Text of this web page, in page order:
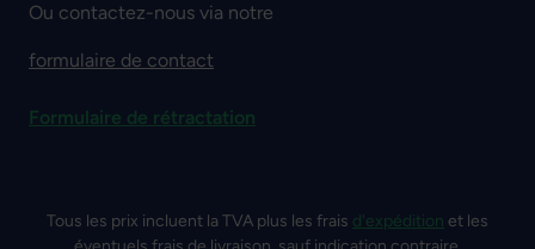
Ou contactez-nous via notre
formulaire de contact
Formulaire de rétractation
Tous les prix incluent la TVA plus les frais d'expédition et les